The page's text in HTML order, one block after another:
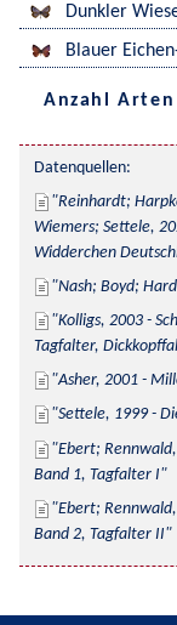
Dunkler
Blauer
Anzahl Arten
Datenquellen:
Reinhardt;
Wiemers; Settele,
Widderchen
Nash; Boyd;
Kolligs, 2003 -
Tagfalter,
Asher, 2001 -
Settele, 1999 -
Ebert;
Band 1, Tagfalter I
Ebert;
Band 2, Tagfalter II